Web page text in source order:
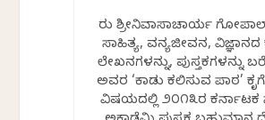
ತಿರು ಶ್ರೀನಿವಾಸಾಚಾರ್ಯ
ಸಾಹಿತ್ಯ, ವನ್ಯಜೀವನ, ವಿಜ್ಞಾನದ
ಲೇಖನಗಳನ್ನು, ಪುಸ್ತಕಗಳನ್ನು
ಅವರ ‘ಕಾಡು ಕಲಿಸುವ ಪಾಠ’
ವಿಷಯದಲ್ಲಿ ೨೦೧೩ರ ಕರ್ನಾಟಕ